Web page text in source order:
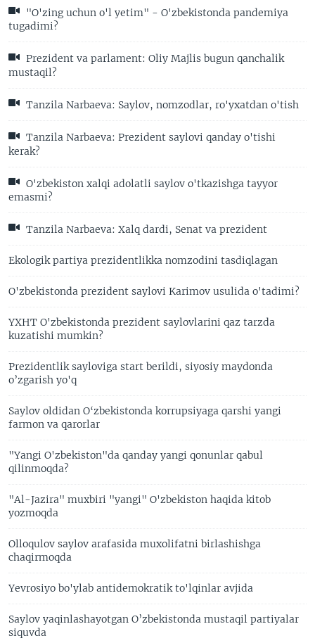
"O'zing uchun o'l yetim" - O'zbekistonda pandemiya
tugadimi?
Prezident va parlament: Oliy Majlis bugun qanchalik
mustaqil?
Tanzila Narbaeva: Saylov, nomzodlar, ro'yxatdan o'tish
Tanzila Narbaeva: Prezident saylovi qanday o'tishi
kerak?
O'zbekiston xalqi adolatli saylov o'tkazishga tayyor
emasmi?
Tanzila Narbaeva: Xalq dardi, Senat va prezident
Ekologik partiya prezidentlikka nomzodini tasdiqlagan
O'zbekistonda prezident saylovi Karimov usulida o'tadimi?
YXHT O'zbekistonda prezident saylovlarini qaz tarzda
kuzatishi mumkin?
Prezidentlik sayloviga start berildi, siyosiy maydonda
o’zgarish yo'q
Saylov oldidan O‘zbekistonda korrupsiyaga qarshi yangi
farmon va qarorlar
"Yangi O'zbekiston"da qanday yangi qonunlar qabul
qilinmoqda?
"Al-Jazira" muxbiri "yangi" O'zbekiston haqida kitob
yozmoqda
Olloqulov saylov arafasida muxolifatni birlashishga
chaqirmoqda
Yevrosiyo bo'ylab antidemokratik to'lqinlar avjida
Saylov yaqinlashayotgan O’zbekistonda mustaqil partiyalar
siquvda